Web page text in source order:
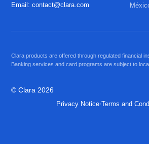
Email: contact@clara.com
Clara products are offered through regulated financial
Banking services and card programs are subject to
© Clara 2026
Privacy Notice·Terms and